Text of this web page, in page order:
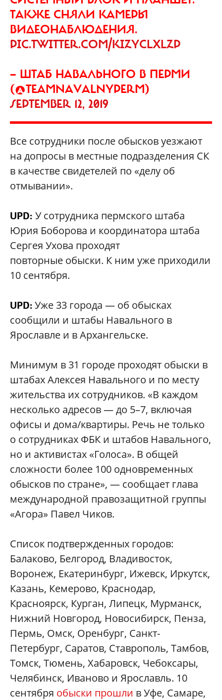
ТАКЖЕ СНЯЛИ КАМЕРЫ
ВИДЕОНАБЛЮДЕНИЯ.
PIC.TWITTER.COM/KIZYCLXLZP
— ШТАБ НАВАЛЬНОГО В ПЕРМИ
(@TEAMNAVALNYPERM)
SEPTEMBER 12, 2019
Все сотрудники после обысков уезжают
на допросы в местные подразделения СК
в качестве свидетелей по «делу об
отмывании».
UPD: У сотрудника пермского штаба
Юрия Боборова и координатора штаба
Сергея Ухова проходят
повторные обыски. К ним уже приходили
10 сентября.
UPD:Уже 33 города — об обысках
сообщили и штабы Навального в
Ярославле и в Архангельске.
Минимум в 31 городе проходят обыски в
штабах Алексея Навального и по месту
жительства их сотрудников. «В каждом
несколько адресов — до 5–7, включая
офисы и дома/квартиры. Речь не только
о сотрудниках ФБК и штабов Навального,
но и активистах «Голоса». В общей
сложности более 100 одновременных
обысков по стране», — сообщает глава
международной правозащитной группы
«Агора» Павел Чиков.
Список подтвержденных городов:
Балаково, Белгород, Владивосток,
Воронеж, Екатеринбург, Ижевск, Иркутск,
Казань, Кемерово, Краснодар,
Красноярск, Курган, Липецк, Мурманск,
Нижний Новгород, Новосибирск, Пенза,
Пермь, Омск, Оренбург, Санкт-
Петербург, Саратов, Ставрополь, Тамбов,
Томск, Тюмень, Хабаровск, Чебоксары,
Челябинск, Иваново и Ярославль. 10
сентября обыски прошли в Уфе, Самаре,